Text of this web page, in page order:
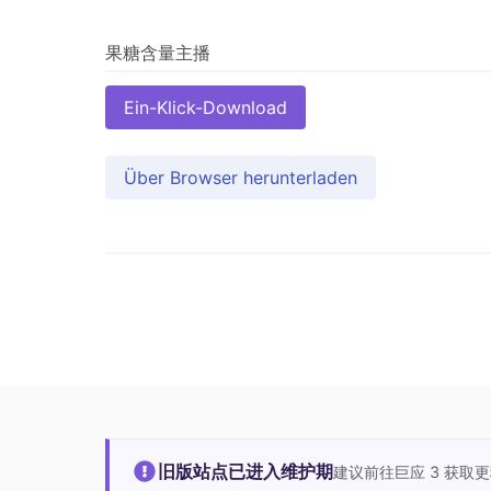
Ein-Klick-Download
Über Browser herunterladen
旧版站点已进入维护期建议前往巨应 3 获取更